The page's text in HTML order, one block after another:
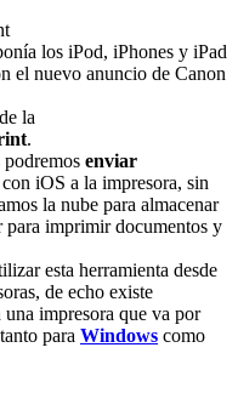
los iPod, iPhones y iPad
el nuevo anuncio de Canon
la
.
podremos enviar
iOS a la impresora, sin
la nube para almacenar
para imprimir documentos y
esta herramienta desde
de echo existe
una impresora que va por
para Windows como